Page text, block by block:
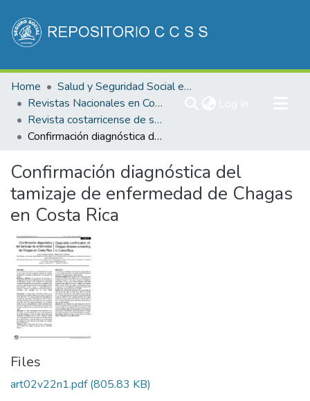
Communities & Collections
All of DSpace
Statistics
Home
Salud y Seguridad Social en Costa Rica
Revistas Nacionales en Costa Rica
Revista costarricense de salud Pública
Confirmación diagnóstica del tamizaje de enfermedad de Chagas en Costa Rica
Confirmación diagnóstica del
tamizaje de enfermedad de Chagas
en Costa Rica
Files
art02v22n1.pdf(805.83 KB)